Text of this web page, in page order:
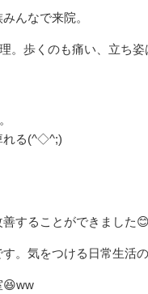
んなで来院。
。歩くのも痛い、立ち
れる(^◇^;)
することができました😊
。気をつける日常生活
😆ww